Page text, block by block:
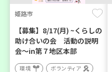
姫路市
【募集】8/17(月) ~くらしの
助け合いの会 活動の説明
会～in第７地区本部
環境 ボランティア